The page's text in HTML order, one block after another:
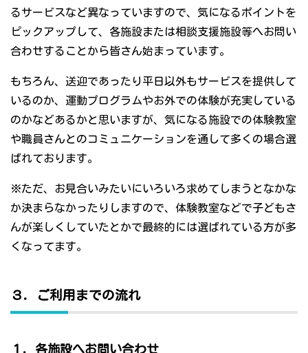
るサービスなど異なっていますので、気になるポイントを
ピックアップして、各施設または相談支援施設等へお問い
合わせすることから皆さん始まっています。
もちろん、送迎であったり平日以外もサービスを提供して
いるのか、運動プログラムやお外での体験が充実している
のかなどあるかと思いますが、気になる施設での体験教室
や職員さんとのコミュニケーションを通して多くの場合選
ばれております。
※ただ、お見合いみたいにいろいろ求めてしまうとなかな
か決まらなかったりしますので、体験教室などで子どもさ
んが楽しくしていたとかで最終的には選ばれている方が多
くなってます。
３．ご利用までの流れ
１．各施設へお問い合わせ